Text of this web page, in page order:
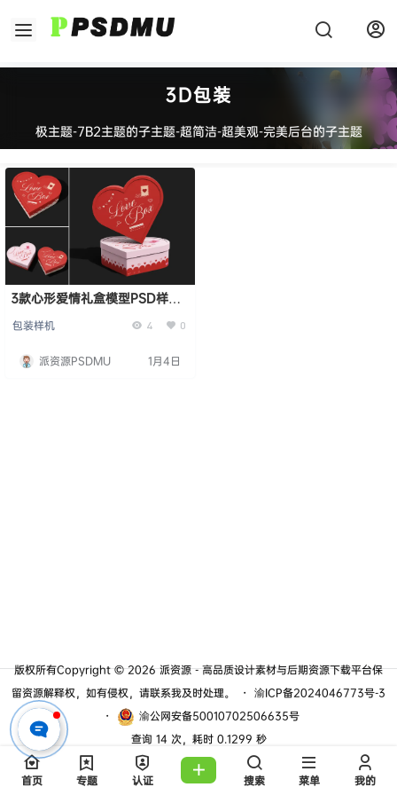
3D包装
极主题-7B2主题的子主题-超简洁-超美观-完美后台的子主题
3款心形爱情礼盒模型PSD样机
包装样机 4 0
派资源PSDMU 1月4日
版权所有Copyright © 2026派资源 - 高品质设计素材与后期资源下载平台保
留资源解释权，如有侵权，请联系我及时处理。
・ 渝ICP备2024046773号-3
・
渝公网安备50010702506635号
查询 14 次，耗时 0.1299 秒
首页 专题 认证 搜索 菜单 我的